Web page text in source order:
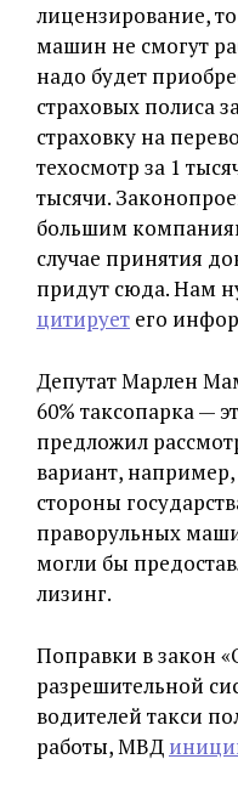
лицензирование,
машин не смогут
надо будет
страховых полиса
страховку на
техосмотр за 1
тысячи.
большим
случае принятия
придут сюда. Нам
цитирует его
Депутат Марлен
60% таксопарка —
предложил
вариант,
стороны
праворульных
могли бы
лизинг.
Поправки в закон
разрешительной
водителей такси
работы, МВД